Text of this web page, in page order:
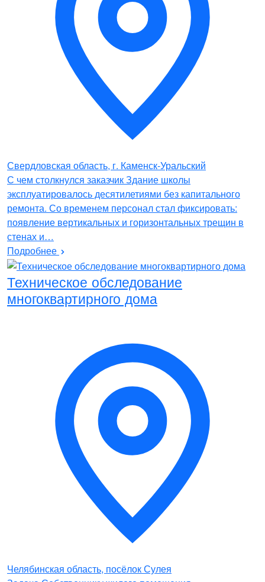
Свердловская область, г. Каменск-Уральский
С чем столкнулся заказчик Здание школы
эксплуатировалось десятилетиями без капитального
ремонта. Со временем персонал стал фиксировать:
появление вертикальных и горизонтальных трещин в
стенах и…
Подробнее
Техническое обследование
многоквартирного дома
Челябинская область, посёлок Сулея